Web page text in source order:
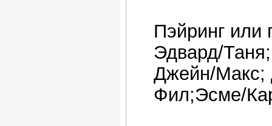
Пэйринг или
Эдвард/
Джейн/Макс;
Фил;Эсме/